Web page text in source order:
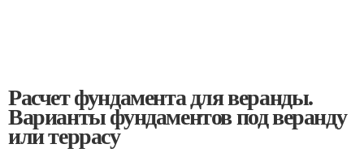
Расчет фундамента для веранды.
Варианты фундаментов под веранду
или террасу